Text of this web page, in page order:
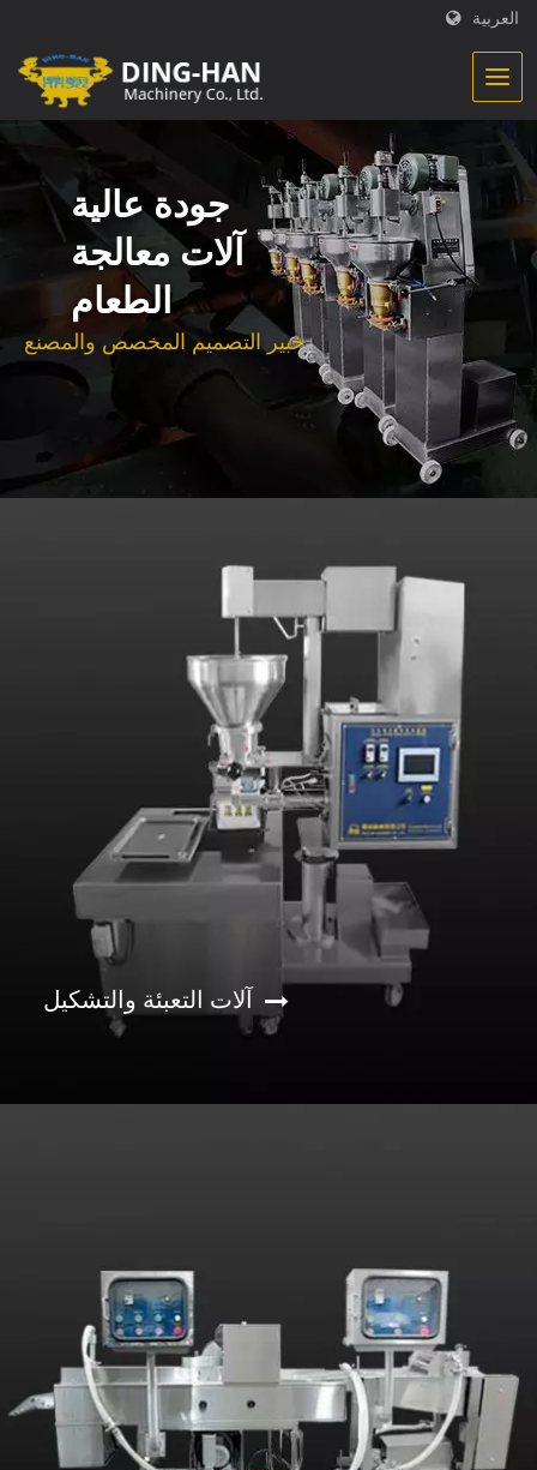
العربية
جودة عالية
آلات معالجة
الطعام
خبير التصميم المخصص والمصنع
آلات التعبئة والتشكيل